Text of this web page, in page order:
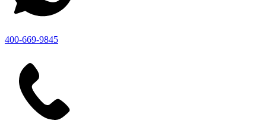
400-669-9845